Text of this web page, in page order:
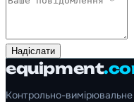
Надіслати
equipment
Контрольно-вимірювальне